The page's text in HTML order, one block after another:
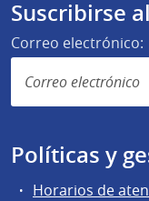
Suscribirse
Correo electrónico:
Políticas y
Horarios de